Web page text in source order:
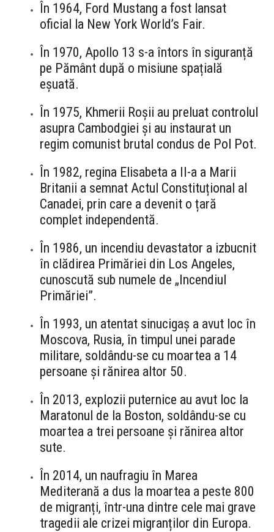
În 1964, Ford Mustang a fost lansat
oficial la New York World’s Fair.
În 1970, Apollo 13 s-a întors în siguranță
pe Pământ după o misiune spațială
eșuată.
În 1975, Khmerii Roșii au preluat controlul
asupra Cambodgiei și au instaurat un
regim comunist brutal condus de Pol Pot.
În 1982, regina Elisabeta a II-a a Marii
Britanii a semnat Actul Constituțional al
Canadei, prin care a devenit o țară
complet independentă.
În 1986, un incendiu devastator a izbucnit
în clădirea Primăriei din Los Angeles,
cunoscută sub numele de „Incendiul
Primăriei”.
În 1993, un atentat sinucigaș a avut loc în
Moscova, Rusia, în timpul unei parade
militare, soldându-se cu moartea a 14
persoane și rănirea altor 50.
În 2013, explozii puternice au avut loc la
Maratonul de la Boston, soldându-se cu
moartea a trei persoane și rănirea altor
sute.
În 2014, un naufragiu în Marea
Mediterană a dus la moartea a peste 800
de migranți, într-una dintre cele mai grave
tragedii ale crizei migranților din Europa.